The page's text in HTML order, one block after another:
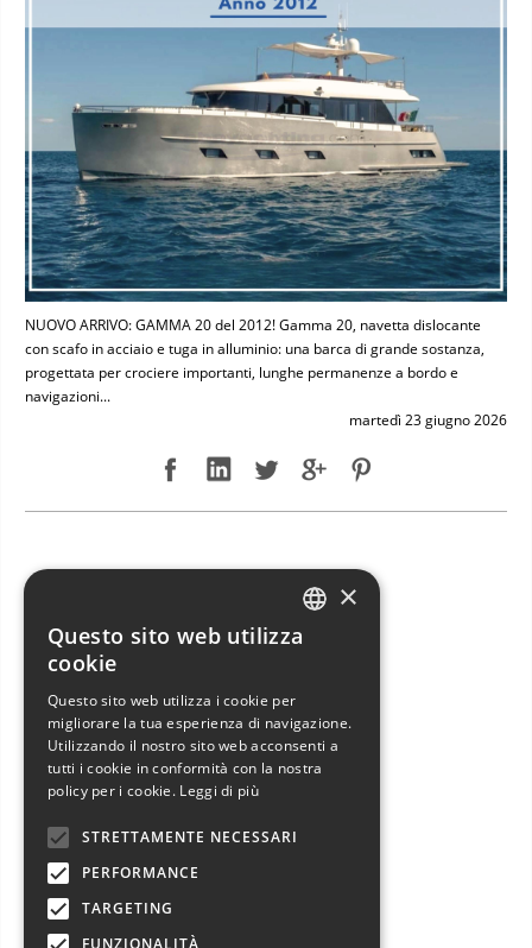
NUOVO ARRIVO: GAMMA 20 del 2012! Gamma 20, navetta dislocante
con scafo in acciaio e tuga in alluminio: una barca di grande sostanza,
progettata per crociere importanti, lunghe permanenze a bordo e
navigazioni...
martedì 23 giugno 2026
FRENCH
GERMAN
×
Questo sito web utilizza
cookie
Questo sito web utilizza i cookie per
migliorare la tua esperienza di navigazione.
Utilizzando il nostro sito web acconsenti a
tutti i cookie in conformità con la nostra
policy per i cookie. Leggi di più
STRETTAMENTE NECESSARI
PERFORMANCE
TARGETING
FUNZIONALITÀ